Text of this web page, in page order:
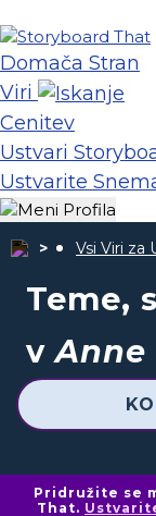
Domača Stran
Viri
Cenitev
Ustvari
Ustvarite
Vsi Viri za
Teme,
vAnne
Pridružite se
That.